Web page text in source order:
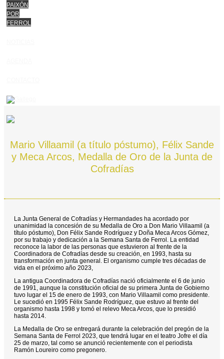
PAIXÓN
POR
FERROL
Mario Villaamil (a título póstumo), Félix Sande
y Meca Arcos, Medalla de Oro de la Junta de
Cofradías
La Junta General de Cofradías y Hermandades ha acordado por
unanimidad la concesión de su Medalla de Oro a Don Mario Villaamil (a
título póstumo), Don Félix Sande Rodríguez y Doña Meca Arcos Gómez,
por su trabajo y dedicación a la Semana Santa de Ferrol. La entidad
reconoce la labor de las personas que estuvieron al frente de la
Coordinadora de Cofradías desde su creación, en 1993, hasta su
transformación en junta general. El organismo cumple tres décadas de
vida en el próximo año 2023,
La antigua Coordinadora de Cofradías nació oficialmente el 6 de junio
de 1991, aunque la constitución oficial de su primera Junta de Gobierno
tuvo lugar el 15 de enero de 1993, con Mario Villaamil como presidente.
Le sucedió en 1995 Félix Sande Rodríguez, que estuvo al frente del
organismo hasta 1998 y tomó el relevo Meca Arcos, que lo presidió
hasta 2014.
La Medalla de Oro se entregará durante la celebración del pregón de la
Semana Santa de Ferrol 2023, que tendrá lugar en el teatro Jofre el día
25 de marzo, tal como se anunció recientemente con el periodista
Ramón Loureiro como pregonero.